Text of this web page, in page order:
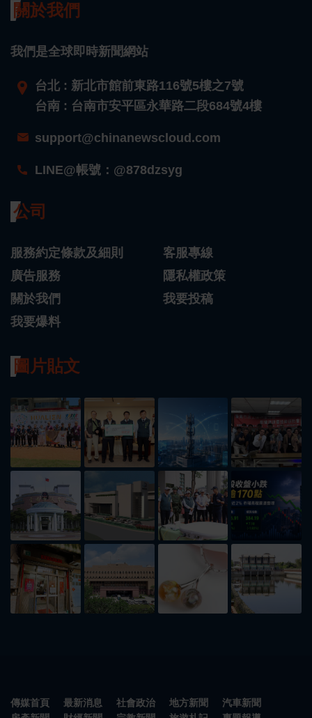
關於我們
我們是全球即時新聞網站
台北 : 新北市館前東路116號5樓之7號
台南 : 台南市安平區永華路二段684號4樓
support@chinanewscloud.com
LINE@帳號：@878dzsyg
公司
服務約定條款及細則
客服專線
廣告服務
隱私權政策
關於我們
我要投稿
我要爆料
圖片貼文
傳媒首頁 最新消息 社會政治 地方新聞
汽車新聞